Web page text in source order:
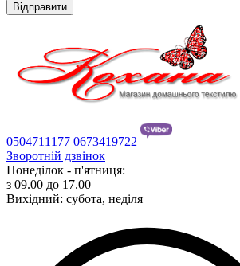
Відправити
0504711177 0673419722
Зворотній дзвінок
Понеділок - п'ятниця:
з 09.00 до 17.00
Вихідний: субота, неділя